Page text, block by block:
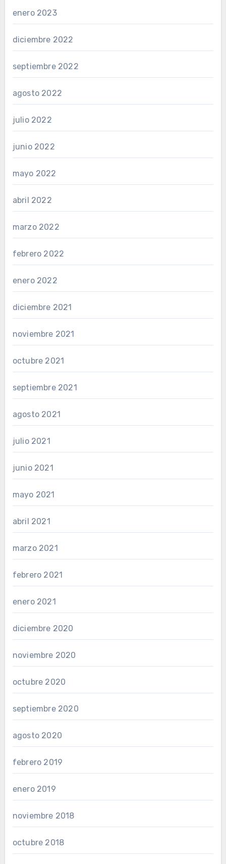
enero 2023
diciembre 2022
septiembre 2022
agosto 2022
julio 2022
junio 2022
mayo 2022
abril 2022
marzo 2022
febrero 2022
enero 2022
diciembre 2021
noviembre 2021
octubre 2021
septiembre 2021
agosto 2021
julio 2021
junio 2021
mayo 2021
abril 2021
marzo 2021
febrero 2021
enero 2021
diciembre 2020
noviembre 2020
octubre 2020
septiembre 2020
agosto 2020
febrero 2019
enero 2019
noviembre 2018
octubre 2018